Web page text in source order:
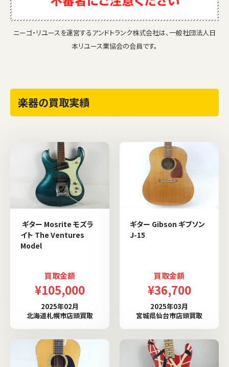
ニーゴ・リユースを運営するアンドトランク株式会社は、一般社団法人日
本リユース業協会の会員です。
楽器の買取実績
ギター Mosrite モズラ
イト The Ventures
Model
買取金額
¥105,000
2025年02月
北海道札幌市店頭買取
ギター Gibson ギブソン
J-15
買取金額
¥36,700
2025年03月
宮城県仙台市店頭買取